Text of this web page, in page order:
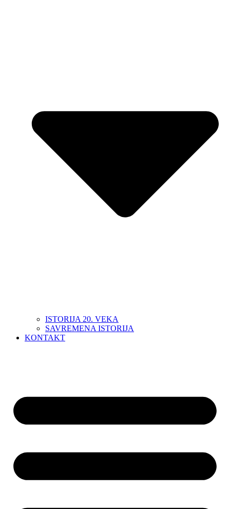
ISTORIJA 20. VEKA
SAVREMENA ISTORIJA
KONTAKT